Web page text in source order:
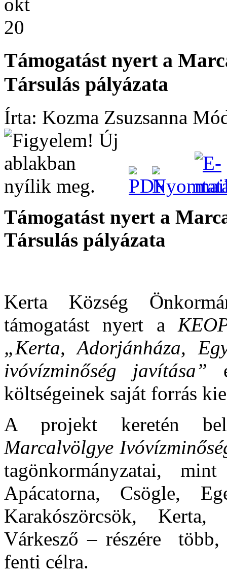
okt
20
Támogatást nyert a
Társulás pályázata
Írta: Kozma Zsuzsanna
Támogatást nyert a
Társulás pályázata
Kerta Község
támogatást nyert a
„Kerta, Adorjánháza,
ivóvízminőség javítása”
költségeinek saját forrás
A projekt keretén
Marcalvölgye
tagönkormányzatai,
Apácatorna, Csögle,
Karakószörcsök,
Várkesző – részére
fenti célra.